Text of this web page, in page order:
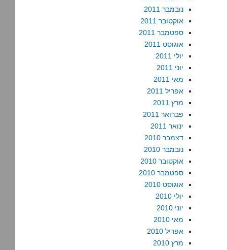
נובמבר 2011
אוקטובר 2011
ספטמבר 2011
אוגוסט 2011
יולי 2011
יוני 2011
מאי 2011
אפריל 2011
מרץ 2011
פברואר 2011
ינואר 2011
דצמבר 2010
נובמבר 2010
אוקטובר 2010
ספטמבר 2010
אוגוסט 2010
יולי 2010
יוני 2010
מאי 2010
אפריל 2010
מרץ 2010